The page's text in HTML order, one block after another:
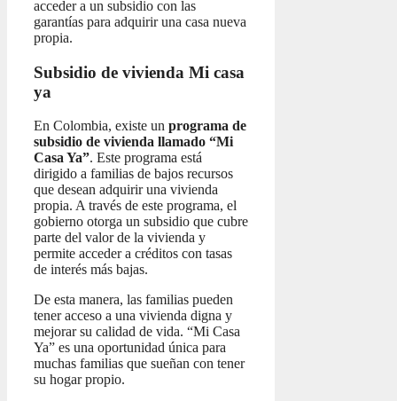
acceder a un subsidio con las
garantías para adquirir una casa nueva
propia.
Subsidio de vivienda Mi casa
ya
En Colombia, existe un programa de
subsidio de vivienda llamado “Mi
Casa Ya”. Este programa está
dirigido a familias de bajos recursos
que desean adquirir una vivienda
propia. A través de este programa, el
gobierno otorga un subsidio que cubre
parte del valor de la vivienda y
permite acceder a créditos con tasas
de interés más bajas.
De esta manera, las familias pueden
tener acceso a una vivienda digna y
mejorar su calidad de vida. “Mi Casa
Ya” es una oportunidad única para
muchas familias que sueñan con tener
su hogar propio.